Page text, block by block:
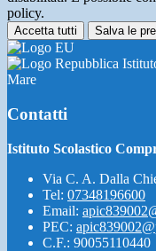
policy.
Accetta tutti Salva le
Mare
Contatti
Istituto Scolastico
Via C. A. Dalla
Tel: 07348196600
Email:
PEC:
C.F.: 90055110440